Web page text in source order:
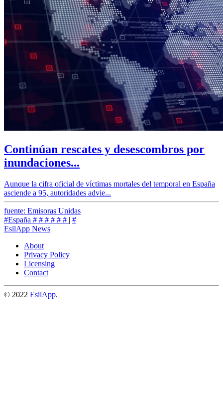
Continúan rescates y desescombros por
inundaciones...
Aunque la cifra oficial de víctimas mortales del temporal en España
asciende a 95, autoridades advie...
fuente: Emisoras Unidas
#España # # # # # # | #
EsilApp News
About
Privacy Policy
Licensing
Contact
© 2022 EsilApp.